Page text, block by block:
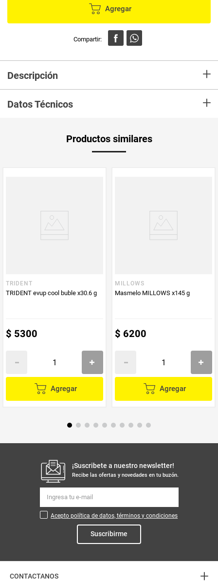
Agregar
Descripción +
Datos Técnicos +
Producto (kg)
Productos similares
TRIDENT
TRIDENT evup cool buble x30.6 g
$ 5300
Agregar
MILLOWS
Masmelo MILLOWS x145 g
$ 6200
Agregar
¡Suscribete a nuestro newsletter!
Recibe las ofertas y novedades en tu buzón.
Acepto política de datos, términos y condiciones
Suscribirme
CONTACTANOS +